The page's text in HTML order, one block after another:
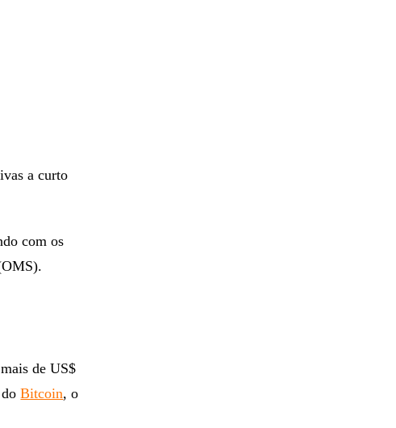
a curto
com os
de US$
doBitcoin, o